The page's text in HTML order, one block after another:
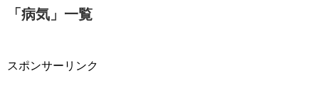
「 病気 」 一覧
スポンサーリンク